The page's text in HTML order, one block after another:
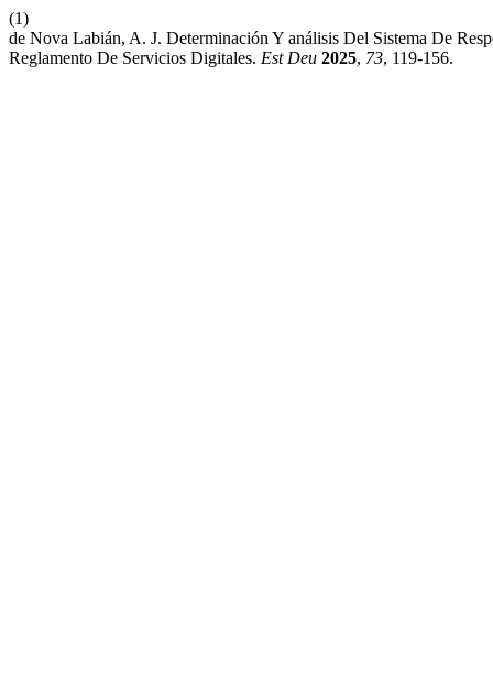
(1)
de Nova Labián, A. J. Determinación Y análisis Del Sistema De
Reglamento De Servicios Digitales. Est Deu 2025, 73, 119-156.